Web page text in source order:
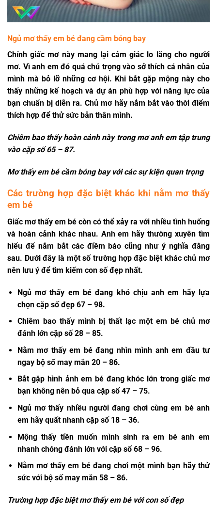
Ngủ mơ thấy em bé đang cầm bóng bay
Chính giấc mơ này mang lại cảm giác lo lắng cho người
mơ. Vì anh em đó quá chú trọng vào sở thích cá nhân của
mình mà bỏ lỡ những cơ hội. Khi bắt gặp mộng này cho
thấy những kế hoạch và dự án phù hợp với năng lực của
bạn chuẩn bị diễn ra. Chủ mơ hãy nắm bắt vào thời điểm
thích hợp để thử sức bản thân mình.
Chiêm bao thấy hoàn cảnh này trong mơ anh em tập trung
vào cặp số65 – 87.
Mơ thấy em bé cầm bóng bay với các sự kiện quan trọng
Các trường hợp đặc biệt khác khi nằm mơ thấy
em bé
Giấc mơ thấy em bé còn có thể xảy ra với nhiều tình huống
và hoàn cảnh khác nhau. Anh em hãy thường xuyên tìm
hiểu để nắm bắt các điềm báo cũng như ý nghĩa đằng
sau. Dưới đây là một số trường hợp đặc biệt khác chủ mơ
nên lưu ý để tìm kiếm con số đẹp nhất.
Ngủ mơ thấy em bé đang khó chịu anh em hãy lựa
chọn cặp số đẹp 67 – 98.
Chiêm bao thấy mình bị thất lạc một em bé chủ mơ
đánh lớn cặp số 28 – 85.
Nằm mơ thấy em béđang nhìn mình anh em đầu tư
ngay bộ số may mắn 20 – 86.
Bắt gặp hình ảnh em bé đang khóc lớn trong giấc mơ
bạn không nên bỏ qua cặp số 47 – 75.
Ngủ mơ thấy nhiều người đang chơi cùng em bé anh
em hãy quất nhanh cặp số 18 – 36.
Mộng thấy tiền muốn mình sinh ra em bé anh em
nhanh chóng đánh lớn với cặp số68 – 96.
Nằm mơ thấy em béđang chơi một mình bạn hãy thử
sức với bộ số may mắn 58 – 86.
Trường hợp đặc biệt mơ thấy em bé với con số đẹp